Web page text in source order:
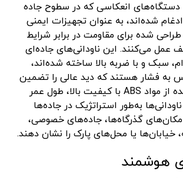
دستگاه‌های انعکاسی که در سطوح جاده
شده‌اند، به عنوان تجهیزات ایمنی
شده برای مقاومت در برابر شرایط
عمل می‌کنند. این ناودانی‌های جاده‌ای
سبک و با ضربه بالا ساخته شده‌اند،
فشار هستند که دید عالی را تضمین
می‌کند. ساخته شده از مواد ABS با کیفیت بالا، طول عمر
به‌طور استراتژیک در جاده‌ها
گذرگاه‌ها، جاده‌های خصوصی،
خیابان‌ها یا محل‌های پارک را نشان دهند.
هوشمند